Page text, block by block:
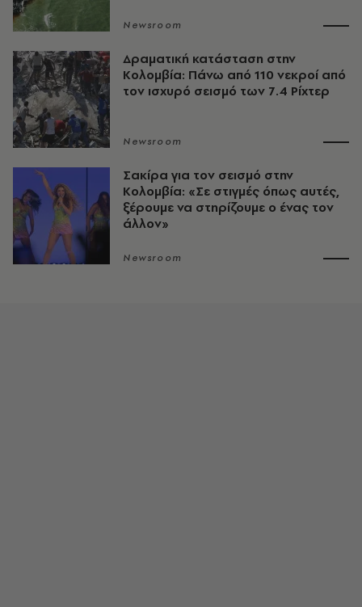
Newsroom
Δραματική κατάσταση στην
Κολομβία: Πάνω από 110 νεκροί από
τον ισχυρό σεισμό των 7.4 Ρίχτερ
Newsroom
Σακίρα για τον σεισμό στην
Κολομβία: «Σε στιγμές όπως αυτές,
ξέρουμε να στηρίζουμε ο ένας τον
άλλον»
Newsroom